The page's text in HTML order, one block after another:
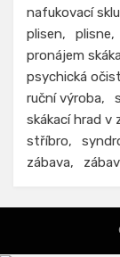
nafukovací
plisen
plisne
pronájem
psychická
ruční výroba
skákací hrad v
stříbro
zábava